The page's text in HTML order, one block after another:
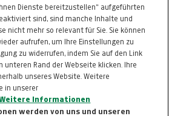
ZURÜCK NACH
OBEN
IMPRESSUM
DATENSCHUTZ
Dienste bereitzustellen“ aufgeführten
sind, sind manche Inhalte und
nicht mehr so relevant für Sie. Sie können
aufrufen, um Ihre Einstellungen zu
zu widerrufen, indem Sie auf den Link
unteren Rand der Webseite klicken. Ihre
unseres Website. Weitere
in unserer
Informationen
werden von uns und unseren